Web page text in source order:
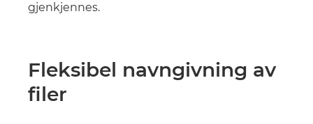
gjenkjennes.
Fleksibel navngivning av
filer